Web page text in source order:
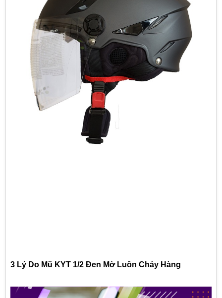
3 Lý Do Mũ KYT 1/2 Đen Mờ Luôn Cháy Hàng